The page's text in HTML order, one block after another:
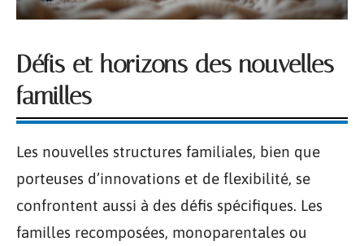
Défis et horizons des nouvelles
familles
Les nouvelles structures familiales, bien que
porteuses d’innovations et de flexibilité, se
confrontent aussi à des défis spécifiques. Les
familles recomposées, monoparentales ou